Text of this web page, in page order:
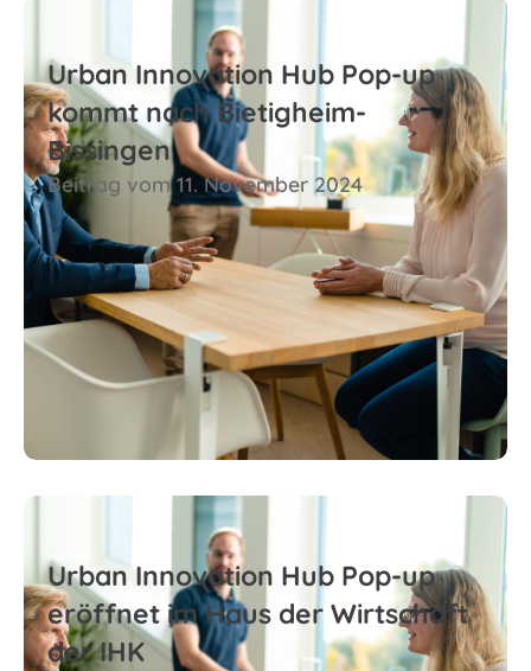
Urban Innovation Hub Pop-up
kommt nach Bietigheim-
Bissingen
Beitrag vom 11. November 2024
Zum Beitrag
Urban Innovation Hub Pop-up
eröffnet im Haus der Wirtschaft
der IHK